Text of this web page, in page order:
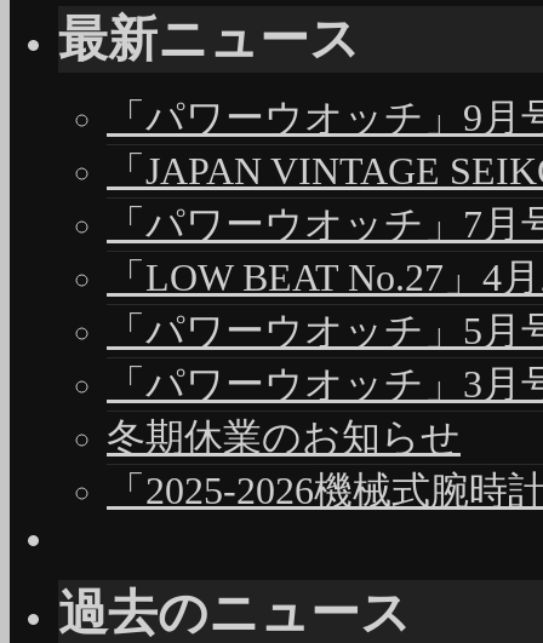
最新ニュース
「パワーウオッチ」9月
「JAPAN VINTAGE
「パワーウオッチ」7月
「LOW BEAT No.27」4
「パワーウオッチ」5月
「パワーウオッチ」3月
冬期休業のお知らせ
「2025-2026機械式腕時
過去のニュース